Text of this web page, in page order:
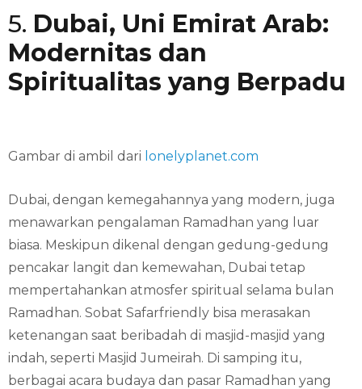
5. Dubai, Uni Emirat Arab:
Modernitas dan
Spiritualitas yang Berpadu
Gambar di ambil dari lonelyplanet.com
Dubai, dengan kemegahannya yang modern, juga
menawarkan pengalaman Ramadhan yang luar
biasa. Meskipun dikenal dengan gedung-gedung
pencakar langit dan kemewahan, Dubai tetap
mempertahankan atmosfer spiritual selama bulan
Ramadhan. Sobat Safarfriendly bisa merasakan
ketenangan saat beribadah di masjid-masjid yang
indah, seperti Masjid Jumeirah. Di samping itu,
berbagai acara budaya dan pasar Ramadhan yang